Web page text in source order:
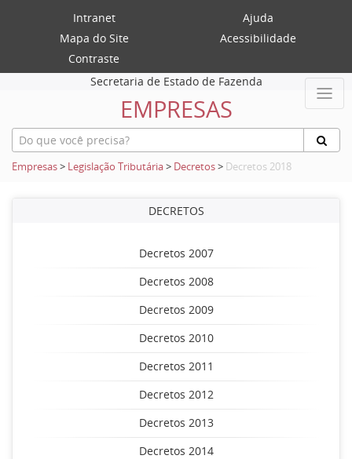
Intranet
Ajuda
Mapa do Site
Acessibilidade
Contraste
Secretaria de Estado de Fazenda
EMPRESAS
Empresas> Legislação Tributária> Decretos> Decretos 2018
DECRETOS
Decretos 2007
Decretos 2008
Decretos 2009
Decretos 2010
Decretos 2011
Decretos 2012
Decretos 2013
Decretos 2014